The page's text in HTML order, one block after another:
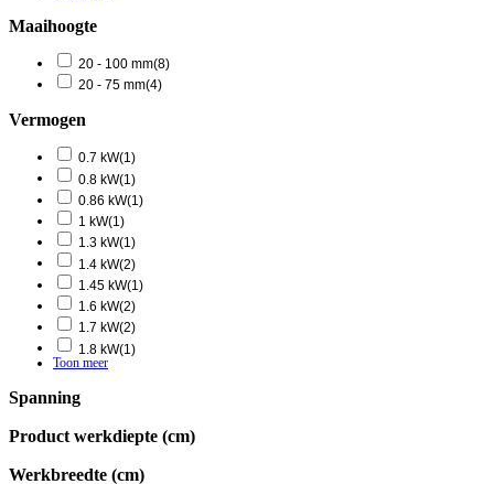
Maaihoogte
20 - 100 mm(8)
20 - 75 mm(4)
Vermogen
0.7 kW(1)
0.8 kW(1)
0.86 kW(1)
1 kW(1)
1.3 kW(1)
1.4 kW(2)
1.45 kW(1)
1.6 kW(2)
1.7 kW(2)
1.8 kW(1)
Toon meer
Spanning
Product werkdiepte (cm)
Werkbreedte (cm)